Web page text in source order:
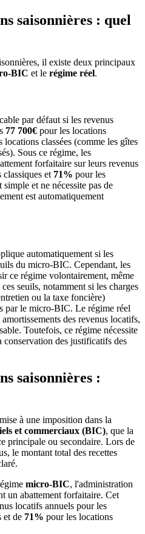
saisonnières : quel
il existe deux principaux
BIC et le régime réel.
par défaut si les revenus
77 700€ pour les locations
locations classées (comme les gîtes
Sous ce régime, les
forfaitaire sur leurs revenus
et 71% pour les
et ne nécessite pas de
est automatiquement
automatiquement si les
du micro-BIC. Cependant, les
ce régime volontairement, même
seuils, notamment si les charges
ou la taxe foncière)
par le micro-BIC. Le régime réel
des revenus locatifs,
Toutefois, ce régime nécessite
des justificatifs des
saisonnières :
à une imposition dans la
et commerciaux (BIC), que la
principale ou secondaire. Lors de
le montant total des recettes
micro-BIC, l'administration
un abattement forfaitaire. Cet
locatifs annuels pour les
et de 71% pour les locations